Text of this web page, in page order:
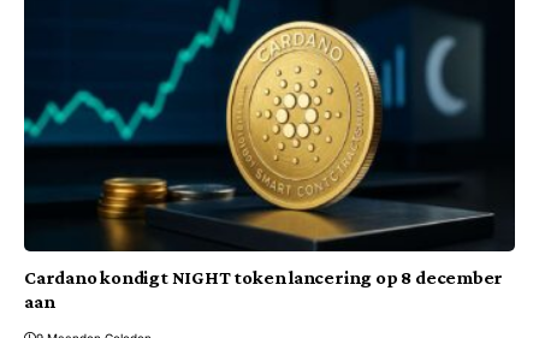
Cardano kondigt NIGHT token lancering op 8 december
aan